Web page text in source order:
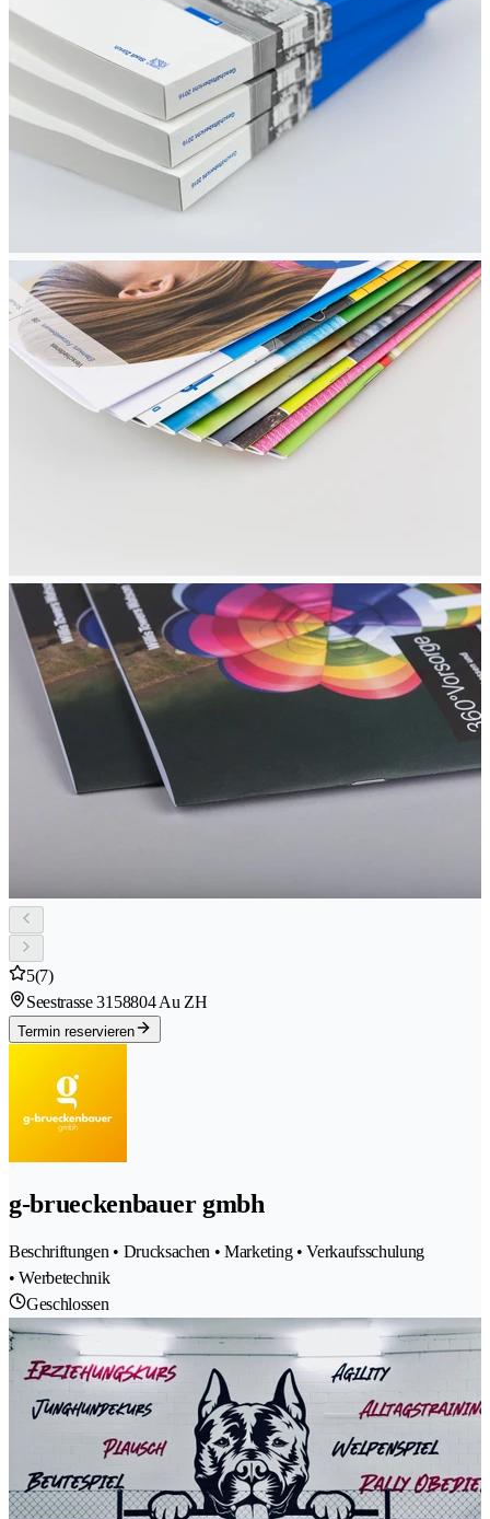
5(7)
Seestrasse 3158804 Au ZH
Termin reservieren
g-brueckenbauer gmbh
Beschriftungen • Drucksachen • Marketing • Verkaufsschulung
• Werbetechnik
Geschlossen